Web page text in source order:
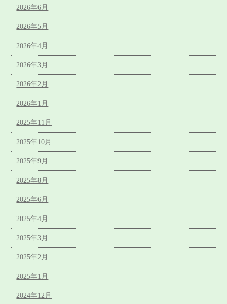
2026年6月
2026年5月
2026年4月
2026年3月
2026年2月
2026年1月
2025年11月
2025年10月
2025年9月
2025年8月
2025年6月
2025年4月
2025年3月
2025年2月
2025年1月
2024年12月